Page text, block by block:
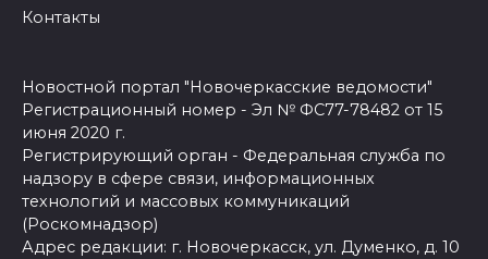
Контакты
Новостной портал "Новочеркасские ведомости"
Регистрационный номер - Эл № ФС77-78482 от 15
июня 2020 г.
Регистрирующий орган - Федеральная служба по
надзору в сфере связи, информационных
технологий и массовых коммуникаций
(Роскомнадзор)
Адрес редакции: г. Новочеркасск, ул. Думенко, д. 10